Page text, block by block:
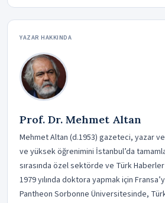
YAZAR HAKKINDA
Prof. Dr. Mehmet Altan
Mehmet Altan (d.1953) gazeteci, yazar
ve yüksek öğrenimini İstanbul’da
sırasında özel sektörde ve Türk
1979 yılında doktora yapmak için
Pantheon Sorbonne Üniversitesinde,